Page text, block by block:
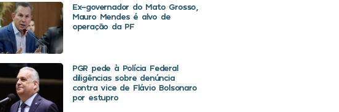
Ex-governador do Mato Grosso,
Mauro Mendes é alvo de
operação da PF
PGR pede à Polícia Federal
diligências sobre denúncia
contra vice de Flávio Bolsonaro
por estupro